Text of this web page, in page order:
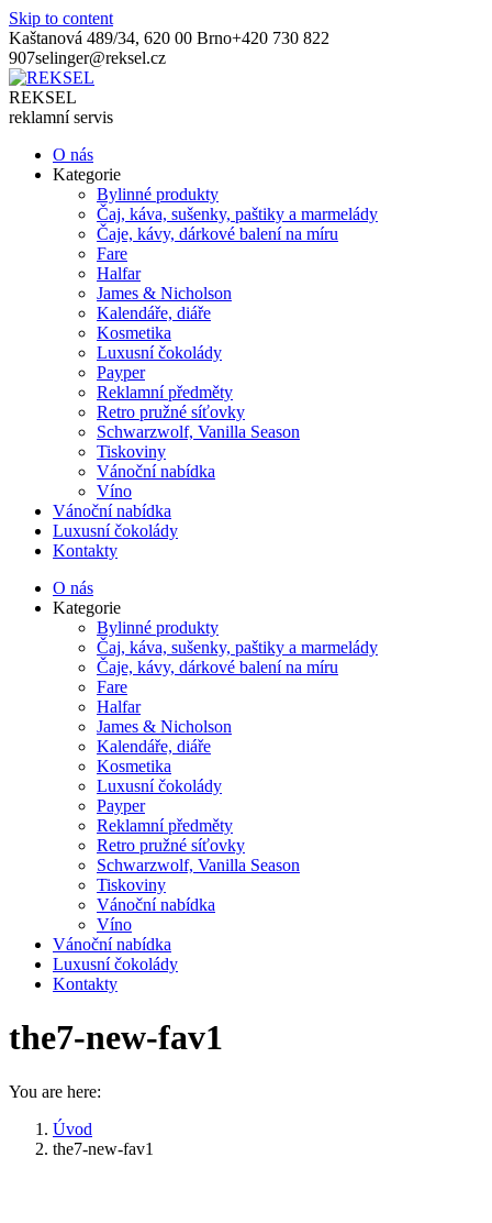
Skip to content
Kaštanová 489/34, 620 00 Brno+420 730 822
907selinger@reksel.cz
REKSEL
reklamní servis
O nás
Kategorie
Bylinné produkty
Čaj, káva, sušenky, paštiky a marmelády
Čaje, kávy, dárkové balení na míru
Fare
Halfar
James & Nicholson
Kalendáře, diáře
Kosmetika
Luxusní čokolády
Payper
Reklamní předměty
Retro pružné síťovky
Schwarzwolf, Vanilla Season
Tiskoviny
Vánoční nabídka
Víno
Vánoční nabídka
Luxusní čokolády
Kontakty
O nás
Kategorie
Bylinné produkty
Čaj, káva, sušenky, paštiky a marmelády
Čaje, kávy, dárkové balení na míru
Fare
Halfar
James & Nicholson
Kalendáře, diáře
Kosmetika
Luxusní čokolády
Payper
Reklamní předměty
Retro pružné síťovky
Schwarzwolf, Vanilla Season
Tiskoviny
Vánoční nabídka
Víno
Vánoční nabídka
Luxusní čokolády
Kontakty
the7-new-fav1
You are here:
Úvod
the7-new-fav1